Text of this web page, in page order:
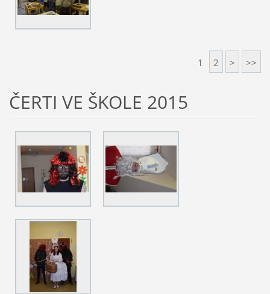
1 2 > >>
ČERTI VE ŠKOLE 2015